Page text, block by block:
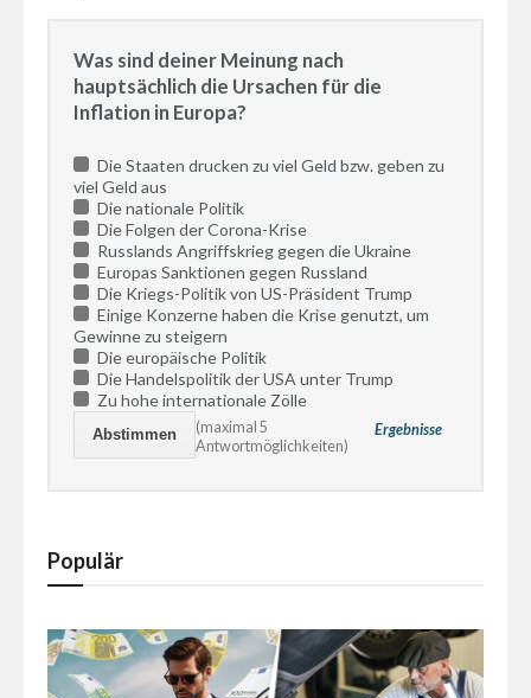
Was sind deiner Meinung nach
hauptsächlich die Ursachen für die
Inflation in Europa?
Die Staaten drucken zu viel Geld bzw. geben zu
viel Geld aus
Die nationale Politik
Die Folgen der Corona-Krise
Russlands Angriffskrieg gegen die Ukraine
Europas Sanktionen gegen Russland
Die Kriegs-Politik von US-Präsident Trump
Einige Konzerne haben die Krise genutzt, um
Gewinne zu steigern
Die europäische Politik
Die Handelspolitik der USA unter Trump
Zu hohe internationale Zölle
Ergebnisse
(maximal 5
Antwortmöglichkeiten)
Populär